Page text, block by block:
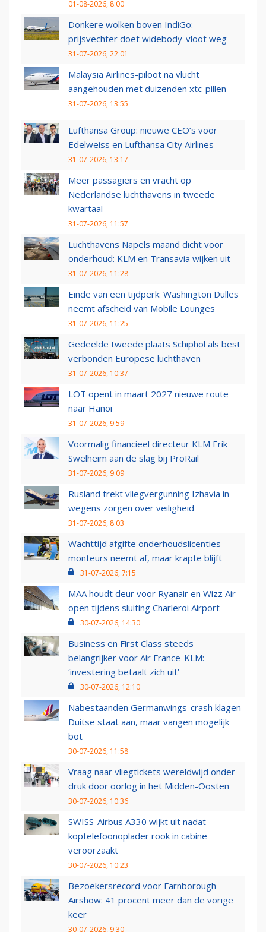
01-08-2026, 8:00
Donkere wolken boven IndiGo:
prijsvechter doet widebody-vloot weg
31-07-2026, 22:01
Malaysia Airlines-piloot na vlucht
aangehouden met duizenden xtc-pillen
31-07-2026, 13:55
Lufthansa Group: nieuwe CEO’s voor
Edelweiss en Lufthansa City Airlines
31-07-2026, 13:17
Meer passagiers en vracht op
Nederlandse luchthavens in tweede
kwartaal
31-07-2026, 11:57
Luchthavens Napels maand dicht voor
onderhoud: KLM en Transavia wijken uit
31-07-2026, 11:28
Einde van een tijdperk: Washington Dulles
neemt afscheid van Mobile Lounges
31-07-2026, 11:25
Gedeelde tweede plaats Schiphol als best
verbonden Europese luchthaven
31-07-2026, 10:37
LOT opent in maart 2027 nieuwe route
naar Hanoi
31-07-2026, 9:59
Voormalig financieel directeur KLM Erik
Swelheim aan de slag bij ProRail
31-07-2026, 9:09
Rusland trekt vliegvergunning Izhavia in
wegens zorgen over veiligheid
31-07-2026, 8:03
Wachttijd afgifte onderhoudslicenties
monteurs neemt af, maar krapte blijft
31-07-2026, 7:15
MAA houdt deur voor Ryanair en Wizz Air
open tijdens sluiting Charleroi Airport
30-07-2026, 14:30
Business en First Class steeds
belangrijker voor Air France-KLM:
‘investering betaalt zich uit’
30-07-2026, 12:10
Nabestaanden Germanwings-crash klagen
Duitse staat aan, maar vangen mogelijk
bot
30-07-2026, 11:58
Vraag naar vliegtickets wereldwijd onder
druk door oorlog in het Midden-Oosten
30-07-2026, 10:36
SWISS-Airbus A330 wijkt uit nadat
koptelefoonoplader rook in cabine
veroorzaakt
30-07-2026, 10:23
Bezoekersrecord voor Farnborough
Airshow: 41 procent meer dan de vorige
keer
30-07-2026, 9:30